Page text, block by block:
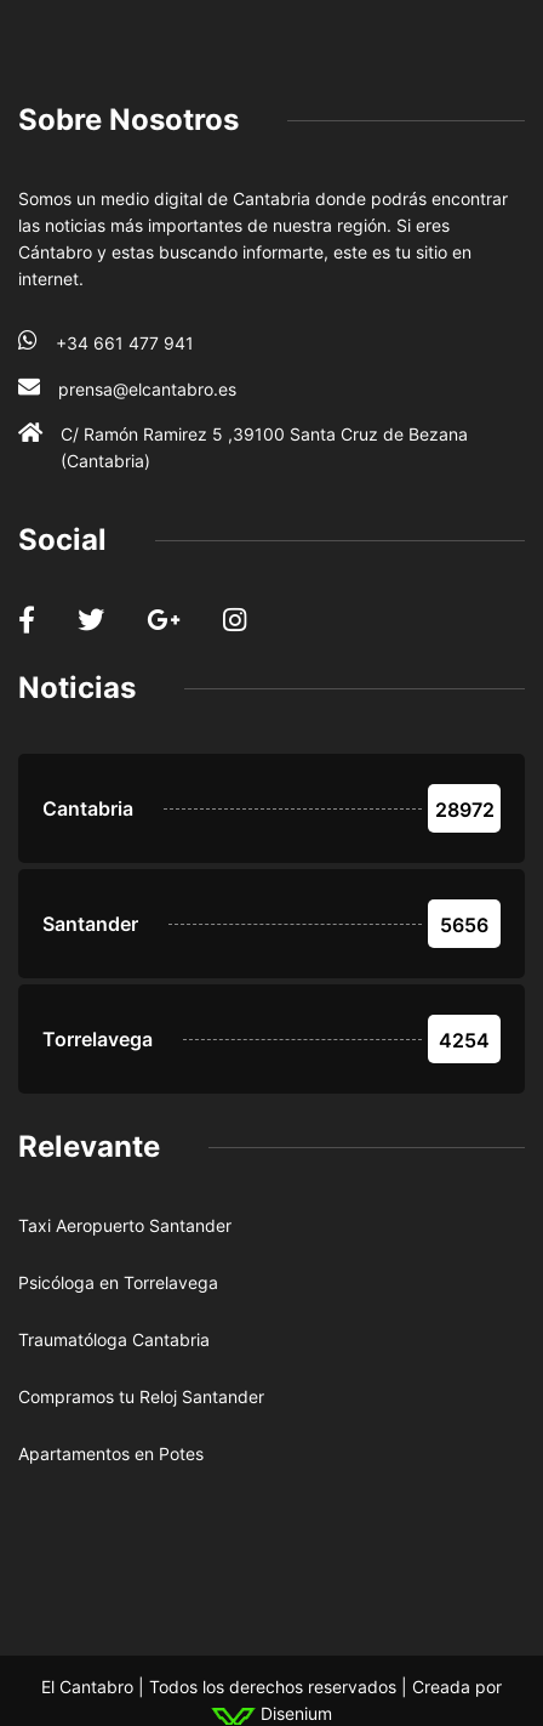
Sobre Nosotros
Somos un medio digital de Cantabria donde podrás encontrar
las noticias más importantes de nuestra región. Si eres
Cántabro y estas buscando informarte, este es tu sitio en
internet.
+34 661 477 941
prensa@elcantabro.es
C/ Ramón Ramirez 5 ,39100 Santa Cruz de Bezana
(Cantabria)
Social
Noticias
Cantabria 28972
Santander 5656
Torrelavega 4254
Relevante
Taxi Aeropuerto Santander
Psicóloga en Torrelavega
Traumatóloga Cantabria
Compramos tu Reloj Santander
Apartamentos en Potes
El Cantabro | Todos los derechos reservados | Creada por
Disenium